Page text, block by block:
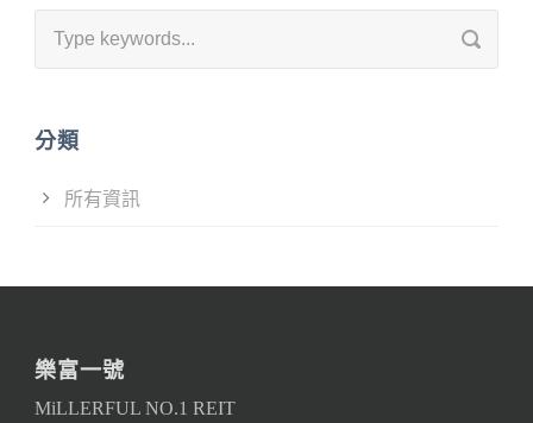
分類
所有資訊
樂富一號
MiLLERFUL NO.1 REIT